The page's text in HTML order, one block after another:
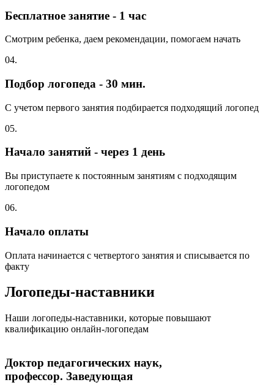
Бесплатное занятие - 1 час
Смотрим ребенка, даем рекомендации, помогаем начать
04.
Подбор логопеда - 30 мин.
С учетом первого занятия подбирается подходящий логопед
05.
Начало занятий - через 1 день
Вы приступаете к постоянным занятиям с подходящим
логопедом
06.
Начало оплаты
Оплата начинается с четвертого занятия и списывается по
факту
Логопеды-наставники
Наши логопеды-наставники, которые повышают
квалификацию онлайн-логопедам
Доктор педагогических наук,
профессор. Заведующая